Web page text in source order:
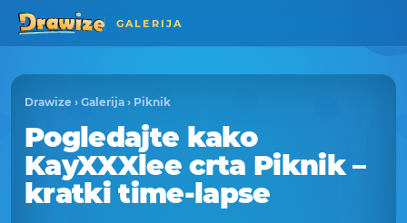
GALERIJA
Drawize › Galerija › Piknik
Pogledajte kako
KayXXXlee crta Piknik –
kratki time-lapse